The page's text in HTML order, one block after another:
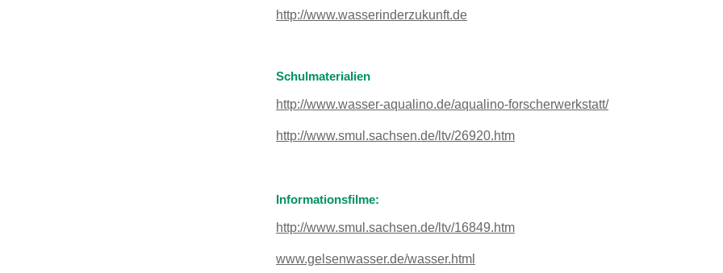
http://www.wasserinderzukunft.de
Schulmaterialien
http://www.wasser-aqualino.de/aqualino-forscherwerkstatt/
http://www.smul.sachsen.de/ltv/26920.htm
Informationsfilme:
http://www.smul.sachsen.de/ltv/16849.htm
www.gelsenwasser.de/wasser.html